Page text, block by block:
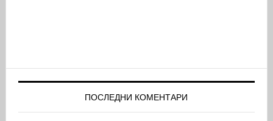
ПОСЛЕДНИ КОМЕНТАРИ